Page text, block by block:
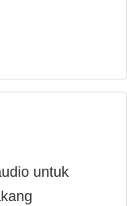
untuk